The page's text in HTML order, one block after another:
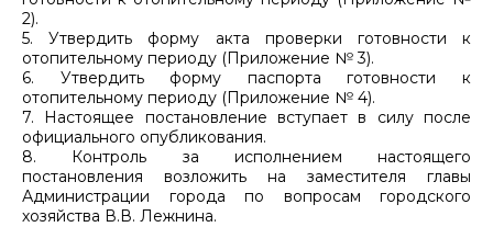
2).
5. Утвердить форму акта проверки готовности к
отопительному периоду (Приложение № 3).
6. Утвердить форму паспорта готовности к
отопительному периоду (Приложение № 4).
7. Настоящее постановление вступает в силу после
официального опубликования.
8. Контроль за исполнением настоящего
постановления возложить на заместителя главы
Администрации города по вопросам городского
хозяйства В.В. Лежнина.